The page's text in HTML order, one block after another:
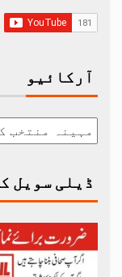
آرکائیو
ڈیلی سویل